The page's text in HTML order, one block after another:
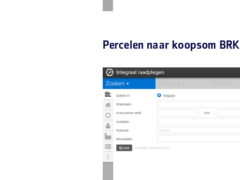
Percelen naar koopsom BRK